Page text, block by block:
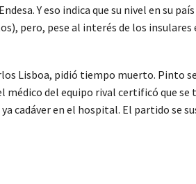
Y eso indica que su nivel en su
pero, pese al interés de los
Lisboa, pidió tiempo muerto. Pinto
del equipo rival certificó que se
cadáver en el hospital. El partido se